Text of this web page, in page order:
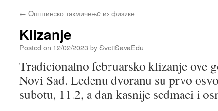
← Oпштинско такмичењe из физике
Klizanje
Posted on 12/02/2023 by SvetiSavaEdu
Tradicionalno februarsko klizanje ove
Novi Sad. Ledenu dvoranu su prvo
subotu, 11.2, a dan kasnije sedmaci i